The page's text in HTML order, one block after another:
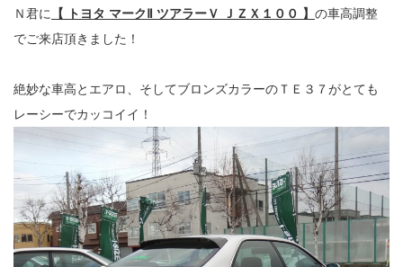
Ｎ君に 【 トヨタ マークⅡ ツアラーＶ ＪＺＸ１００ 】 の車高調整
でご来店頂きました！
絶妙な車高とエアロ、そしてブロンズカラーのＴＥ３７がとても
レーシーでカッコイイ！